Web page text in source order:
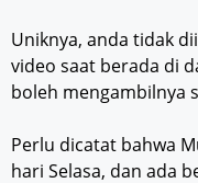
Uniknya, anda tidak
video saat berada di
boleh mengambilnya
Perlu dicatat bahwa
hari Selasa, dan ada